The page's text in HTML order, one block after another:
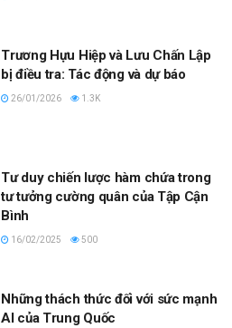
Trương Hựu Hiệp và Lưu Chấn Lập
bị điều tra: Tác động và dự báo
26/01/2026 1.3K
Tư duy chiến lược hàm chứa trong
tư tưởng cường quân của Tập Cận
Bình
16/02/2025 500
Những thách thức đối với sức mạnh
AI của Trung Quốc